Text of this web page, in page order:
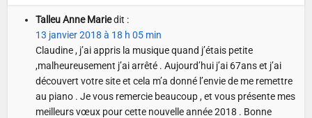
Talleu Anne Mariedit :
13 janvier 2018 à 18 h 05 min
Claudine , j’ai appris la musique quand j’étais petite
,malheureusement j’ai arrêté . Aujourd’hui j’ai 67ans et j’ai
découvert votre site et cela m’a donné l’envie de me remettre
au piano . Je vous remercie beaucoup , et vous présente mes
meilleurs vœux pour cette nouvelle année 2018 . Bonne